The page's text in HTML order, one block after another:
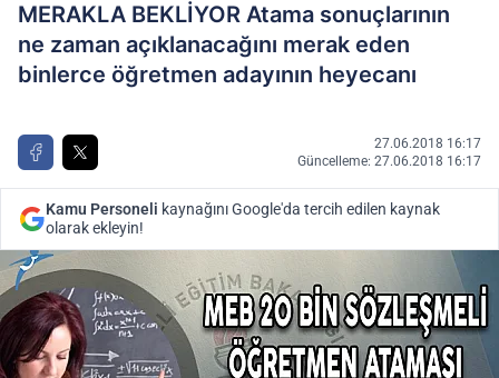
MERAKLA BEKLİYOR Atama sonuçlarının
ne zaman açıklanacağını merak eden
binlerce öğretmen adayının heyecanı
27.06.2018 16:17
Güncelleme: 27.06.2018 16:17
Kamu Personeli kaynağını Google'da tercih edilen kaynak
olarak ekleyin!